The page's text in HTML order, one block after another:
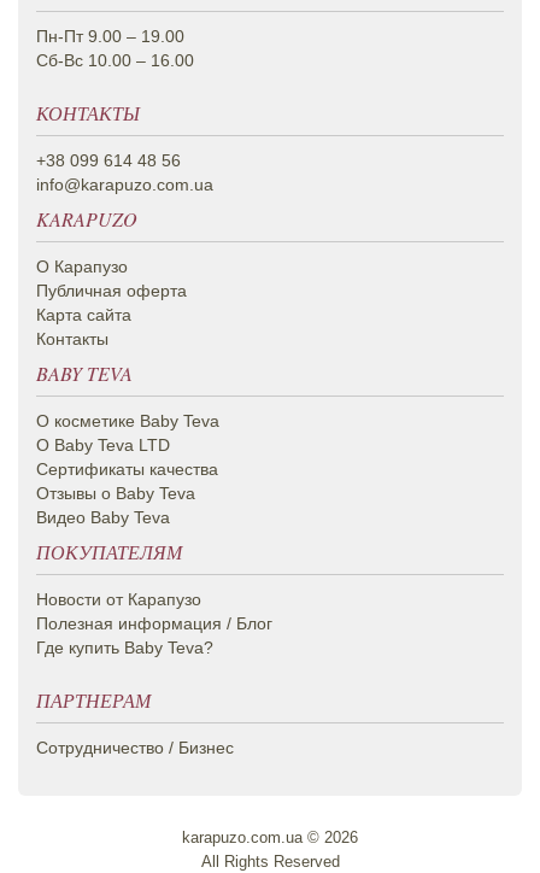
Пн-Пт 9.00 – 19.00
Сб-Вс 10.00 – 16.00
КОНТАКТЫ
+38 099 614 48 56
info@karapuzo.com.ua
KARAPUZO
О Карапузо
Публичная оферта
Карта сайта
Контакты
BABY TEVA
О косметике Вaby Teva
О Baby Teva LTD
Сертификаты качества
Отзывы о Baby Teva
Видео Baby Teva
ПОКУПАТЕЛЯМ
Новости от Карапузо
Полезная информация / Блог
Где купить Baby Teva?
ПАРТНЕРАМ
Сотрудничество / Бизнес
karapuzo.com.ua © 2026
All Rights Reserved